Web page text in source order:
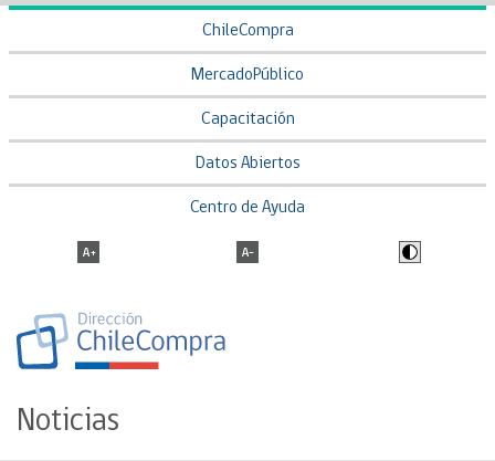
ChileCompra
MercadoPúblico
Capacitación
Datos Abiertos
Centro de Ayuda
Noticias